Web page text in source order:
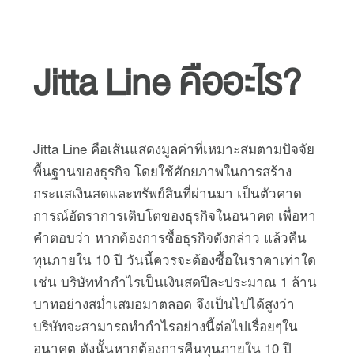
Jitta Line คืออะไร?
Jitta Line คือเส้นแสดงมูลค่าที่เหมาะสมตามปัจจัย
พื้นฐานของธุรกิจ โดยใช้ศักยภาพในการสร้าง
กระแสเงินสดและทรัพย์สินที่ผ่านมา เป็นตัวคาด
การณ์อัตราการเติบโตของธุรกิจในอนาคต เพื่อหา
คำตอบว่า หากต้องการซื้อธุรกิจดังกล่าว แล้วคืน
ทุนภายใน 10 ปี วันนี้ควรจะต้องซื้อในราคาเท่าใด
เช่น บริษัททำกำไรเป็นเงินสดปีละประมาณ 1 ล้าน
บาทอย่างสม่ำเสมอมาตลอด จึงเป็นไปได้สูงว่า
บริษัทจะสามารถทำกำไรอย่างนี้ต่อไปเรื่อยๆใน
อนาคต ดังนั้นหากต้องการคืนทุนภายใน 10 ปี